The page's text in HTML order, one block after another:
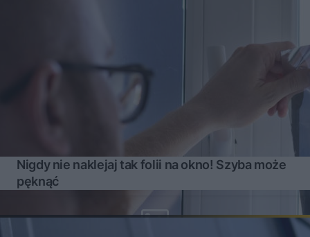
Nigdy nie naklejaj tak folii na okno! Szyba może
pęknąć